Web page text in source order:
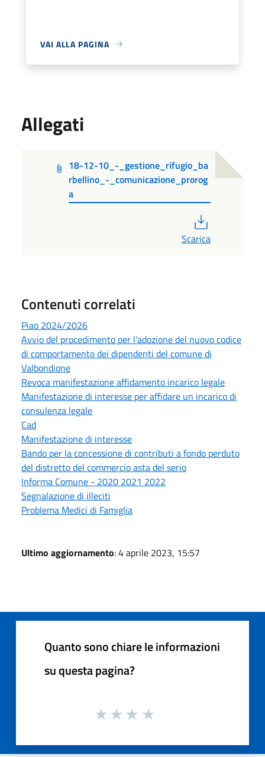
VAI ALLA PAGINA
Allegati
18-12-10_-_gestione_rifugio_ba
rbellino_-_comunicazione_prorog
a
Scarica
Contenuti correlati
Piao 2024/2026
Avvio del procedimento per l’adozione del nuovo codice
di comportamento dei dipendenti del comune di
Valbondione
Revoca manifestazione affidamento incarico legale
Manifestazione di interesse per affidare un incarico di
consulenza legale
Cad
Manifestazione di interesse
Bando per la concessione di contributi a fondo perduto
del distretto del commercio asta del serio
Informa Comune - 2020 2021 2022
Segnalazione di illeciti
Problema Medici di Famiglia
Ultimo aggiornamento: 4 aprile 2023, 15:57
Quanto sono chiare le informazioni
su questa pagina?